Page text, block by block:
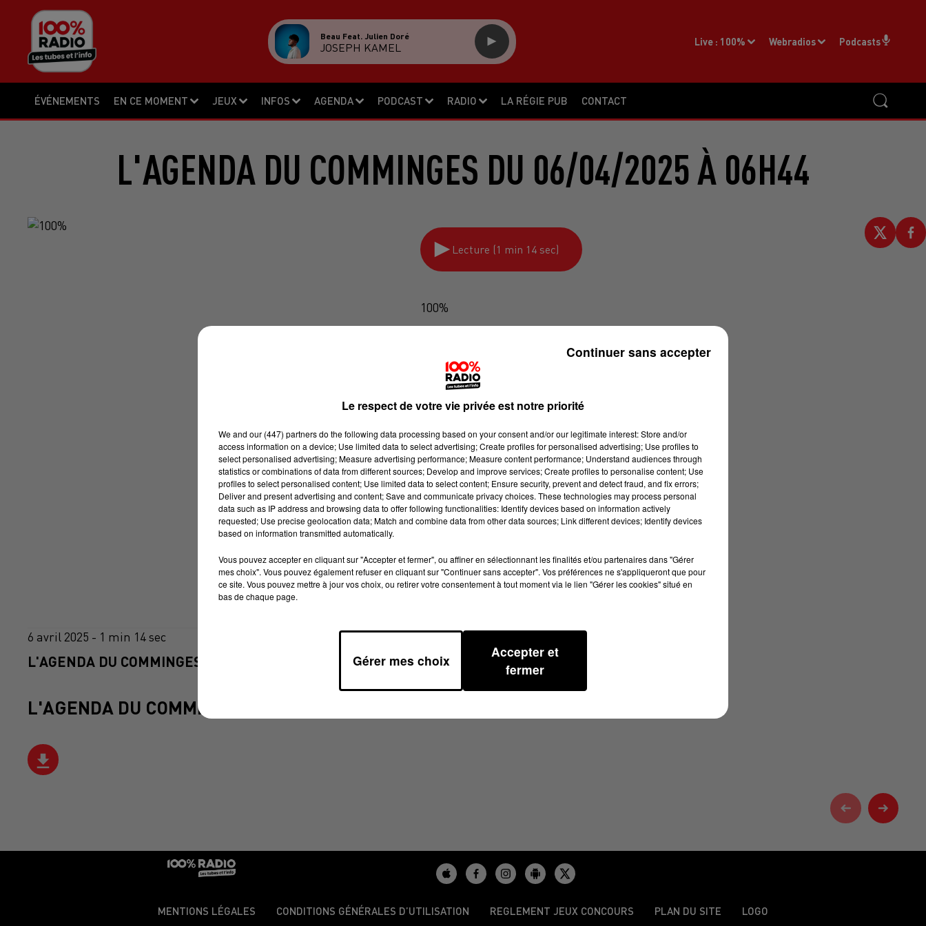
ÉVÉNEMENTS EN CE MOMENT JEUX INFOS AGENDA PODCAST RADIO LA RÉGIE PUB CONTACT
Live : 100% Webradios Podcasts
Beau Feat. Julien Doré
JOSEPH KAMEL
L'AGENDA DU COMMINGES DU 06/04/2025 À 06H44
Lecture (1 min 14 sec)
100%
6 avril 2025 - 1 min 14 sec
L'AGENDA DU COMMINGES DU 06/04/2025 À 06H44
L'AGENDA DU COMMINGES
MENTIONS LÉGALES CONDITIONS GÉNÉRALES D’UTILISATION REGLEMENT JEUX CONCOURS PLAN DU SITE LOGO
Le respect de votre vie privée est notre priorité
We and our (447) partnersdo the following data processing based on your consent and/or our legitimate interest: Store and/or
access information on a device; Use limited data to select advertising; Create profiles for personalised advertising; Use profiles to
select personalised advertising; Measure advertising performance; Measure content performance; Understand audiences through
statistics or combinations of data from different sources; Develop and improve services; Create profiles to personalise content; Use
profiles to select personalised content; Use limited data to select content; Ensure security, prevent and detect fraud, and fix errors;
Deliver and present advertising and content; Save and communicate privacy choices. These technologies may process personal
data such as IP address and browsing data to offer following functionalities: Identify devices based on information actively
requested; Use precise geolocation data; Match and combine data from other data sources; Link different devices; Identify devices
based on information transmitted automatically.
Vous pouvez accepter en cliquant sur "Accepter et fermer", ou affiner en sélectionnant les finalités et/ou partenaires dans "Gérer
mes choix". Vous pouvez également refuser en cliquant sur "Continuer sans accepter". Vos préférences ne s'appliqueront que pour
ce site. Vous pouvez mettre à jour vos choix, ou retirer votre consentement à tout moment via le lien "Gérer les cookies" situé en
bas de chaque page.
Gérer mes choix
Accepter et
fermer
Continuer sans accepter